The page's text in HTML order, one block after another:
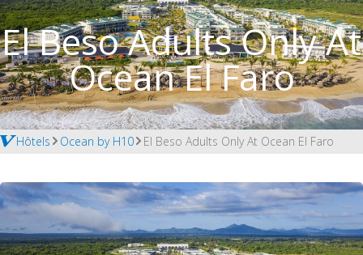
El Beso Adults Only At
Ocean El Faro
Hôtels Ocean by H10 El Beso Adults Only At Ocean El Faro